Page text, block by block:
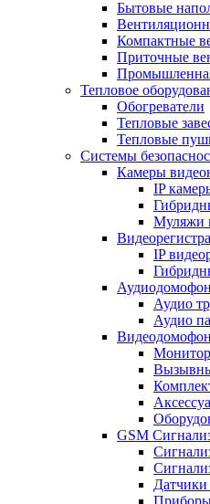
Бытовые
Компактные
Приточные
Тепловое
Обогреватели
Тепловые
Тепловые
Системы
Камеры
IP
Муляжи
IP
Аудио
Аудио
GSM